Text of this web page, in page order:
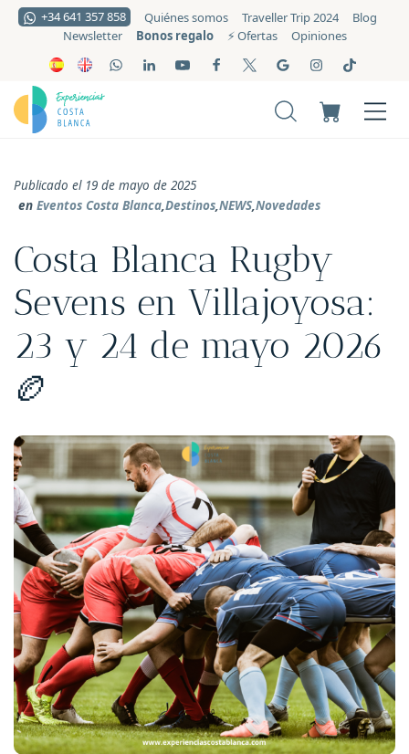
+34 641 357 858 Quiénes somos Traveller Trip 2024
Blog
Newsletter
Bonos regalo ⚡️ Ofertas Opiniones
Publicado el 19 de mayo de 2025
en Eventos Costa Blanca,Destinos,NEWS,Novedades
Costa Blanca Rugby
Sevens en Villajoyosa:
23 y 24 de mayo 2026
🏉